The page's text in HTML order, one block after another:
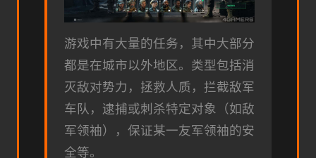
游戏中有大量的任务，其中大部分
都是在城市以外地区。类型包括消
灭敌对势力，拯救人质，拦截敌军
车队，逮捕或刺杀特定对象（如敌
军领袖），保证某一友军领袖的安
全等。